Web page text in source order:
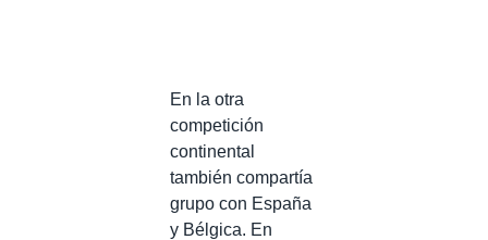
En la otra
competición
continental
también compartía
grupo con España
y Bélgica. En